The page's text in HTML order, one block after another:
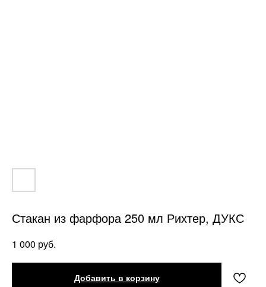
Стакан из фарфора 250 мл Рихтер, ДУКС
1 000 руб.
Добавить в корзину